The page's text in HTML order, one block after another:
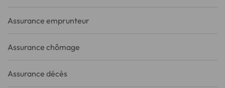
Assurance emprunteur
Assurance chômage
Assurance décès